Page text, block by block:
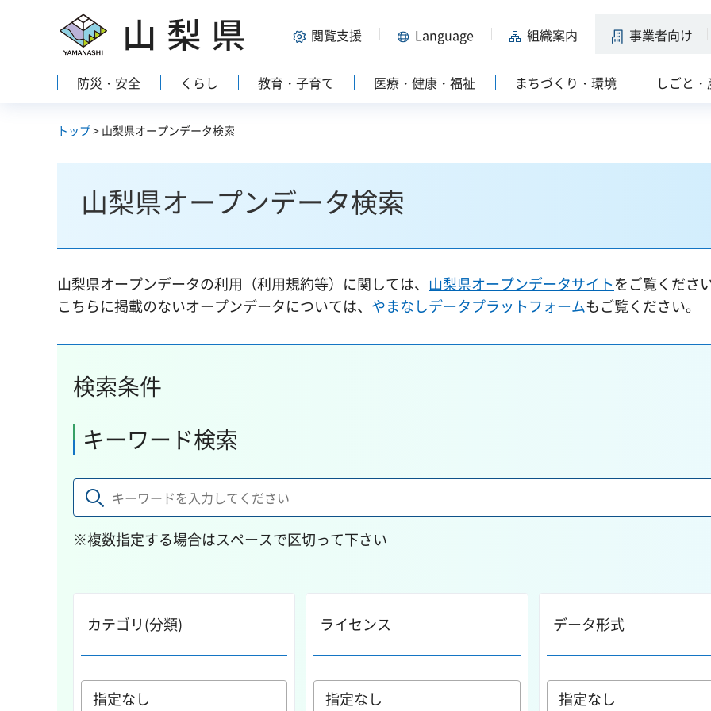
山梨県 閲覧支援 Language 組織案内 事業者向け
防災・安全 くらし 教育・子育て 医療・健康・福祉 まちづくり・環境 しごと
トップ> 山梨県オープンデータ検索
山梨県オープンデータ検索
山梨県オープンデータの利用（利用規約等）に関しては、 山梨県オープンデータサイトをご覧くださ
こちらに掲載のないオープンデータについては、 やまなしデータプラットフォームもご覧ください。
検索条件
キーワード検索
※複数指定する場合はスペースで区切って下さい
カテゴリ(分類) ライセンス データ形式